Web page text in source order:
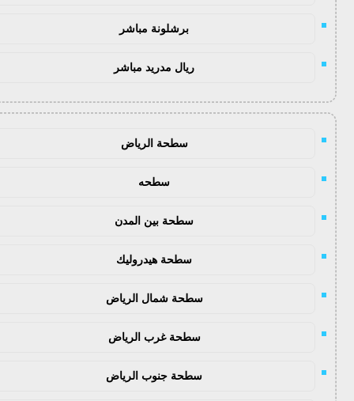
برشلونة مباشر
ريال مدريد مباشر
سطحة الرياض
سطحه
سطحة بين المدن
سطحة هيدروليك
سطحة شمال الرياض
سطحة غرب الرياض
سطحة جنوب الرياض